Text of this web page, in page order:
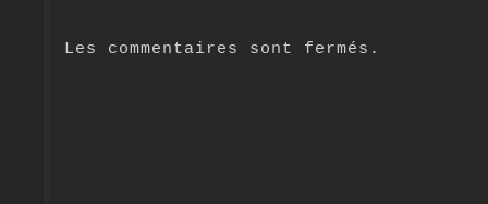
Les commentaires sont fermés.